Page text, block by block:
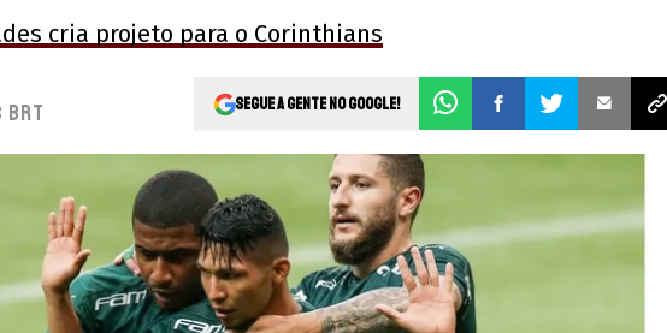
cria projeto para o Corinthians
Segue a gente no Google!